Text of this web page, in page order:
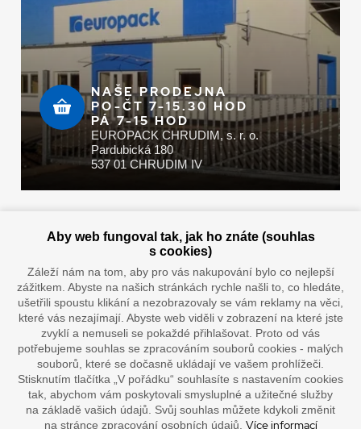
NAŠE PRODEJNA
PO-ČT 7-15.30 HOD
PÁ 7-15 HOD
EUROPACK CHRUDIM, s. r. o.
Pardubická 180
537 01 CHRUDIM IV
Doprava vaším oblíbeným dopravcem
Aby web fungoval tak, jak ho znáte (souhlas
s cookies)
Záleží nám na tom, aby pro vás nakupování bylo co nejlepší
zážitkem. Abyste na našich stránkách rychle našli to, co hledáte,
ušetřili spoustu klikání a nezobrazovaly se vám reklamy na věci,
které vás nezajímají. Abyste web viděli v zobrazení na které jste
zvyklí a nemuseli se pokaždé přihlašovat. Proto od vás
potřebujeme souhlas se zpracováním souborů cookies - malých
souborů, které se dočasně ukládají ve vašem prohlížeči.
Stisknutím tlačítka „V pořádku“ souhlasíte s nastavením cookies
tak, abychom vám poskytovali smysluplné a užitečné služby
na základě vašich údajů. Svůj souhlas můžete kdykoli změnit
na stránce zpracování osobních údajů. Více informací